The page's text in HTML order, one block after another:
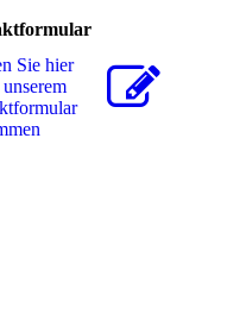
Sie hier